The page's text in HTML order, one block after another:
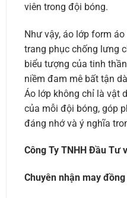
viên trong đội bóng.
Như vậy, áo lớp form
trang phục chống lưng
biểu tượng của tinh
niềm đam mê bất tận
Áo lớp không chỉ là vật
của mỗi đội bóng, góp
đáng nhớ và ý nghĩa
Công Ty TNHH Đầu Tư
Chuyên nhận may